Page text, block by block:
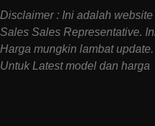
Disclaimer : Ini adalah
Sales Sales Representative.
Harga mungkin lambat
Untuk Latest model dan harga